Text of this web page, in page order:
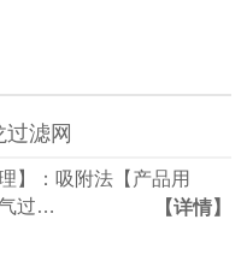
滤网
】：吸附法【产品用
过…
【详情】